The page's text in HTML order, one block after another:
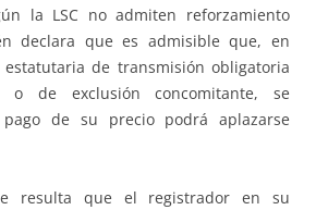
la LSC no admiten reforzamiento
declara que es admisible que, en
de transmisión obligatoria
o de exclusión concomitante, se
de su precio podrá aplazarse
resulta que el registrador en su